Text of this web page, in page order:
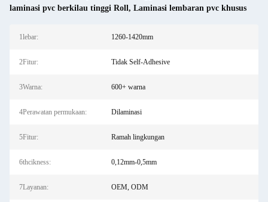
laminasi pvc berkilau tinggi Roll, Laminasi lembaran pvc khusus
1lebar: 1260-1420mm
2Fitur: Tidak Self-Adhesive
3Warna: 600+ warna
4Perawatan permukaan: Dilaminasi
5Fitur: Ramah lingkungan
6thcikness: 0,12mm-0,5mm
7Layanan: OEM, ODM